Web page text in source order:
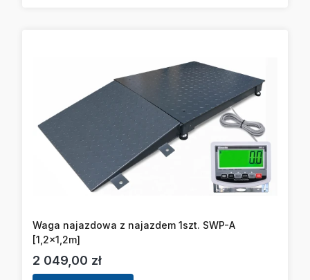
Waga najazdowa z najazdem 1szt. SWP-A
[1,2x1,2m]
Cena
2 049,00 zł